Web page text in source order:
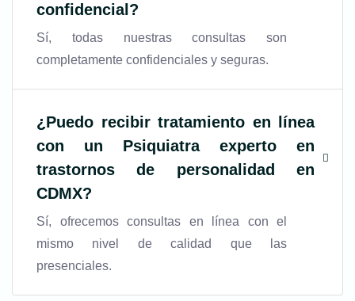
confidencial?
Sí, todas nuestras consultas son
completamente confidenciales y seguras.
¿Puedo recibir tratamiento en línea
con un Psiquiatra experto en
trastornos de personalidad en
CDMX?
Sí, ofrecemos consultas en línea con el
mismo nivel de calidad que las
presenciales.